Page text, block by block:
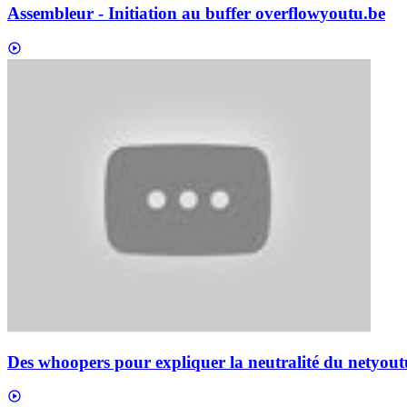
Assembleur - Initiation au buffer overflowyoutu.be
Des whoopers pour expliquer la neutralité du net